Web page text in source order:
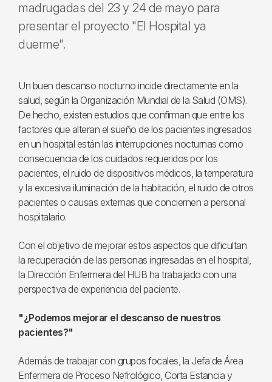
madrugadas del 23 y 24 de mayo para
presentar el proyecto "El Hospital ya
duerme".
Un buen descanso nocturno incide directamente en la
salud, según la Organización Mundial de la Salud (OMS).
De hecho, existen estudios que confirman que entre los
factores que alteran el sueño de los pacientes ingresados
en un hospital están las interrupciones nocturnas como
consecuencia de los cuidados requeridos por los
pacientes, el ruido de dispositivos médicos, la temperatura
y la excesiva iluminación de la habitación, el ruido de otros
pacientes o causas externas que conciernen a personal
hospitalario.
Con el objetivo de mejorar estos aspectos que dificultan
la recuperación de las personas ingresadas en el hospital,
la Dirección Enfermera del HUB ha trabajado con una
perspectiva de experiencia del paciente.
"¿Podemos mejorar el descanso de nuestros
pacientes?"
Además de trabajar con grupos focales, la Jefa de Área
Enfermera de Proceso Nefrológico, Corta Estancia y